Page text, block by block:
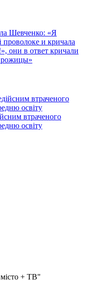
Шевченко: «Я
проволоке и кричала
они в ответ кричали
рожицы»
втраченого
освіту
мiсто + ТВ"